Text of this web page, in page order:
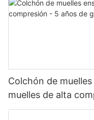
Colchón de
muelles de alta